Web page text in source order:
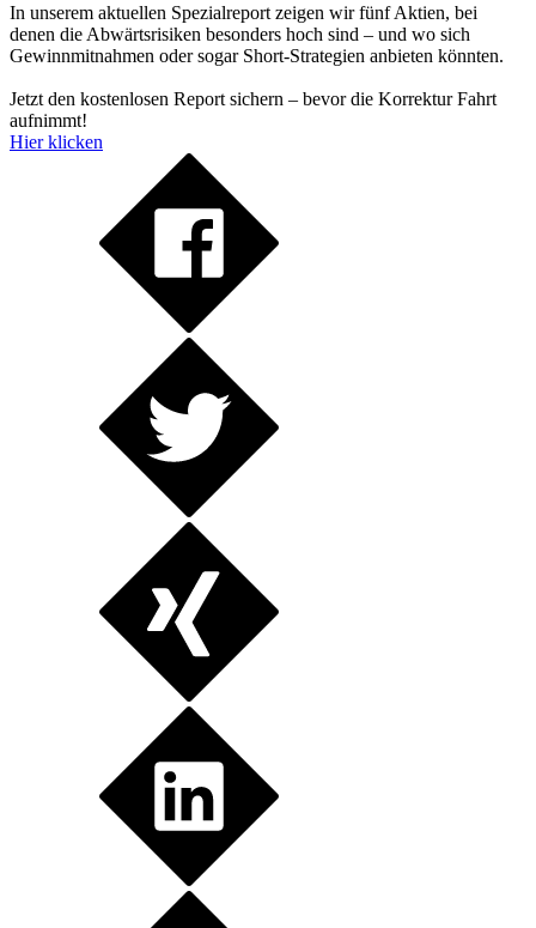
In unserem aktuellen Spezialreport zeigen wir fünf Aktien, bei
denen die Abwärtsrisiken besonders hoch sind – und wo sich
Gewinnmitnahmen oder sogar Short-Strategien anbieten könnten.
Jetzt den kostenlosen Report sichern – bevor die Korrektur Fahrt
aufnimmt!
Hier klicken